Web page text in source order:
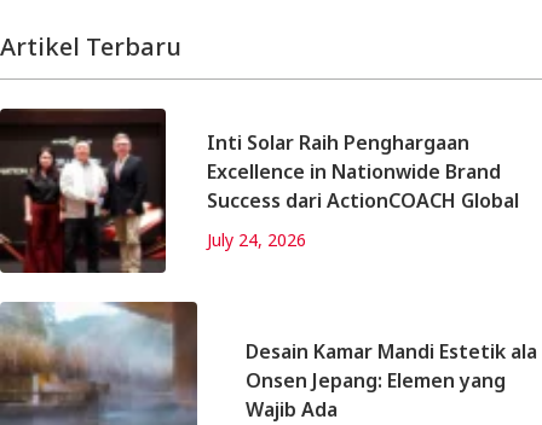
Artikel Terbaru
Inti Solar Raih Penghargaan
Excellence in Nationwide Brand
Success dari ActionCOACH Global
July 24, 2026
Desain Kamar Mandi Estetik ala
Onsen Jepang: Elemen yang
Wajib Ada